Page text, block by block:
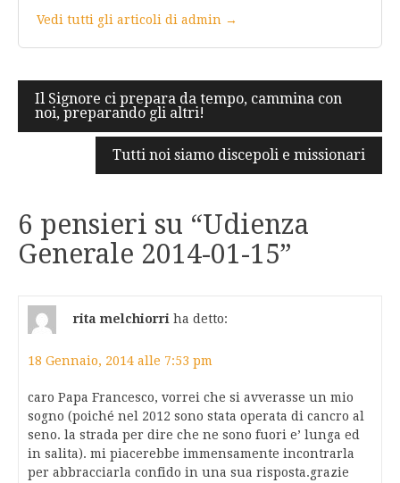
Vedi tutti gli articoli di admin →
Navigazione
articoli
Il Signore ci prepara da tempo, cammina con
noi, preparando gli altri!
Tutti noi siamo discepoli e missionari
6 pensieri su “Udienza
Generale 2014-01-15”
rita melchiorri ha detto:
18 Gennaio, 2014 alle 7:53 pm
caro Papa Francesco, vorrei che si avverasse un mio
sogno (poiché nel 2012 sono stata operata di cancro al
seno. la strada per dire che ne sono fuori e’ lunga ed
in salita). mi piacerebbe immensamente incontrarla
per abbracciarla confido in una sua risposta.grazie